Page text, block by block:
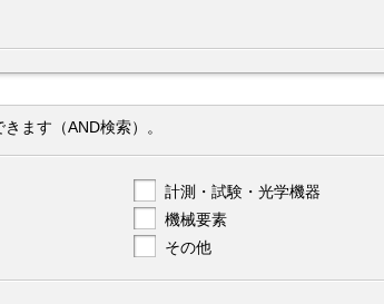
ます（AND検索）。
計測・試験・光学機器
機械要素
その他